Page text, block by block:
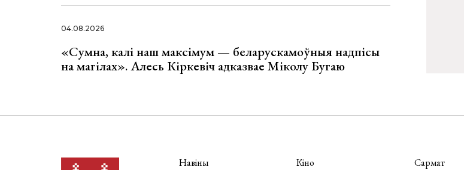
04.08.2026
«Сумна, калі наш максімум — беларускамоўныя надпісы
на магілах». Алесь Кіркевіч адказвае Міколу Бугаю
Навіны Кіно Сармат